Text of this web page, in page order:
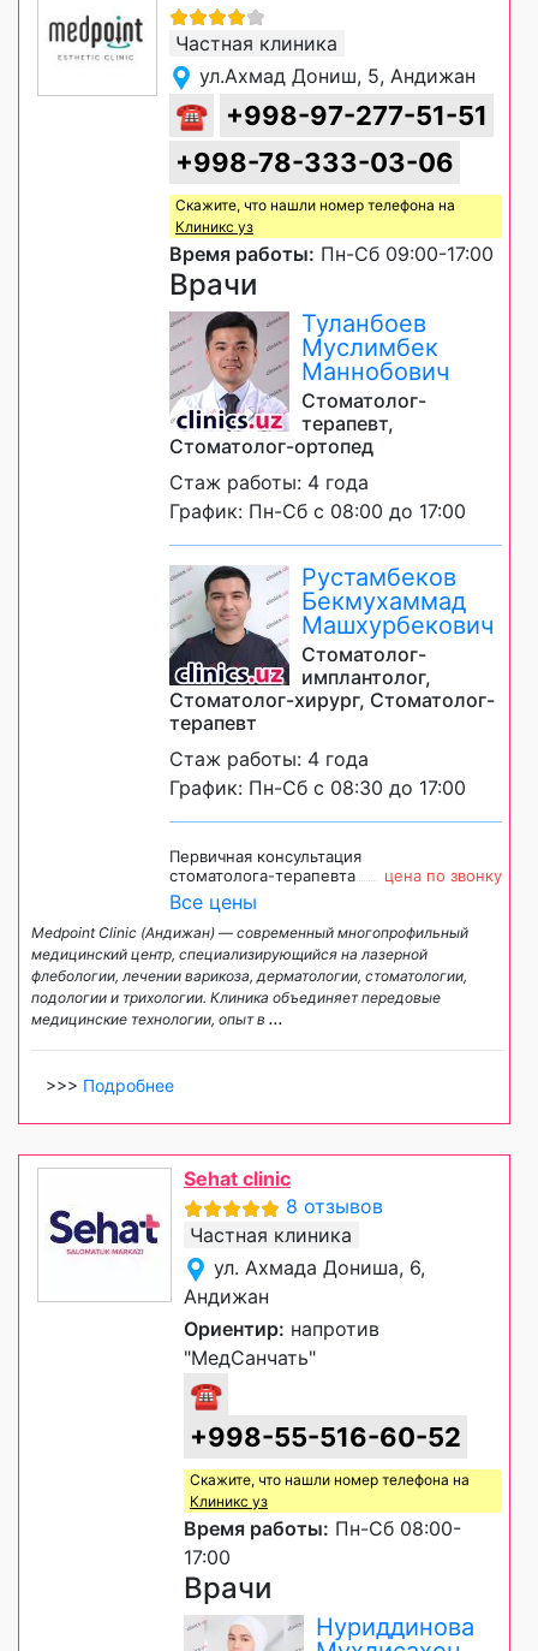
Частная клиника
ул.Ахмад Дониш, 5, Андижан
☎
+998-97-277-51-51
+998-78-333-03-06
Скажите, что нашли номер телефона на
Клиникс уз
Время работы: Пн-Сб 09:00-17:00
Врачи
Туланбоев
Муслимбек
Маннобович
Стоматолог-
терапевт,
Стоматолог-ортопед
Стаж работы: 4 года
График: Пн-Сб с 08:00 до 17:00
Рустамбеков
Бекмухаммад
Машхурбекович
Стоматолог-
имплантолог,
Стоматолог-хирург, Стоматолог-
терапевт
Стаж работы: 4 года
График: Пн-Сб с 08:30 до 17:00
Первичная консультация
стоматолога-терапевта
цена по звонку
Все цены
Medpoint Clinic (Андижан) — современный многопрофильный
медицинский центр, специализирующийся на лазерной
флебологии, лечении варикоза, дерматологии, стоматологии,
подологии и трихологии. Клиника объединяет передовые
медицинские технологии, опыт в ...
>>> Подробнее
Sehat clinic
8 отзывов
Частная клиника
ул. Ахмада Дониша, 6,
Андижан
Ориентир: напротив
"МедСанчать"
☎
+998-55-516-60-52
Скажите, что нашли номер телефона на
Клиникс уз
Время работы: Пн-Сб 08:00-
17:00
Врачи
Нуриддинова